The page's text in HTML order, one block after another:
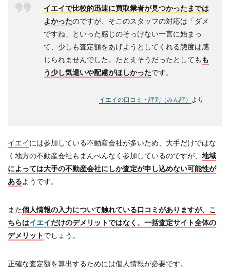
イエイで比較的迅速に買取業者が見つかったまでは
よかったのですが、そこのスタッフの対応は「ダメ
ですね」といった感じのそっけない一言に始まっ
て、少しも査定額をあげようとしてくれる態度は感
じられませんでした。たとえそうだったとしても も
う少し気遣いや配慮がほしかったです。
イエイの口コミ・評判（みん評） より
イエイには参加している不動産会社が多いため、大手だけではな
く地方の不動産会社もまんべんなく参加しているのですが、 地域
によっては大手の不動産会社にしか査定が申し込めない可能性が
あるようです。
また個人情報の入力について触れている口コミがありますが、こ
ちらはイエイだけのデメリットではなく、一括査定サイト全体の
デメリットでしょう。
正確な査定額を算出するためには個人情報が必要です。